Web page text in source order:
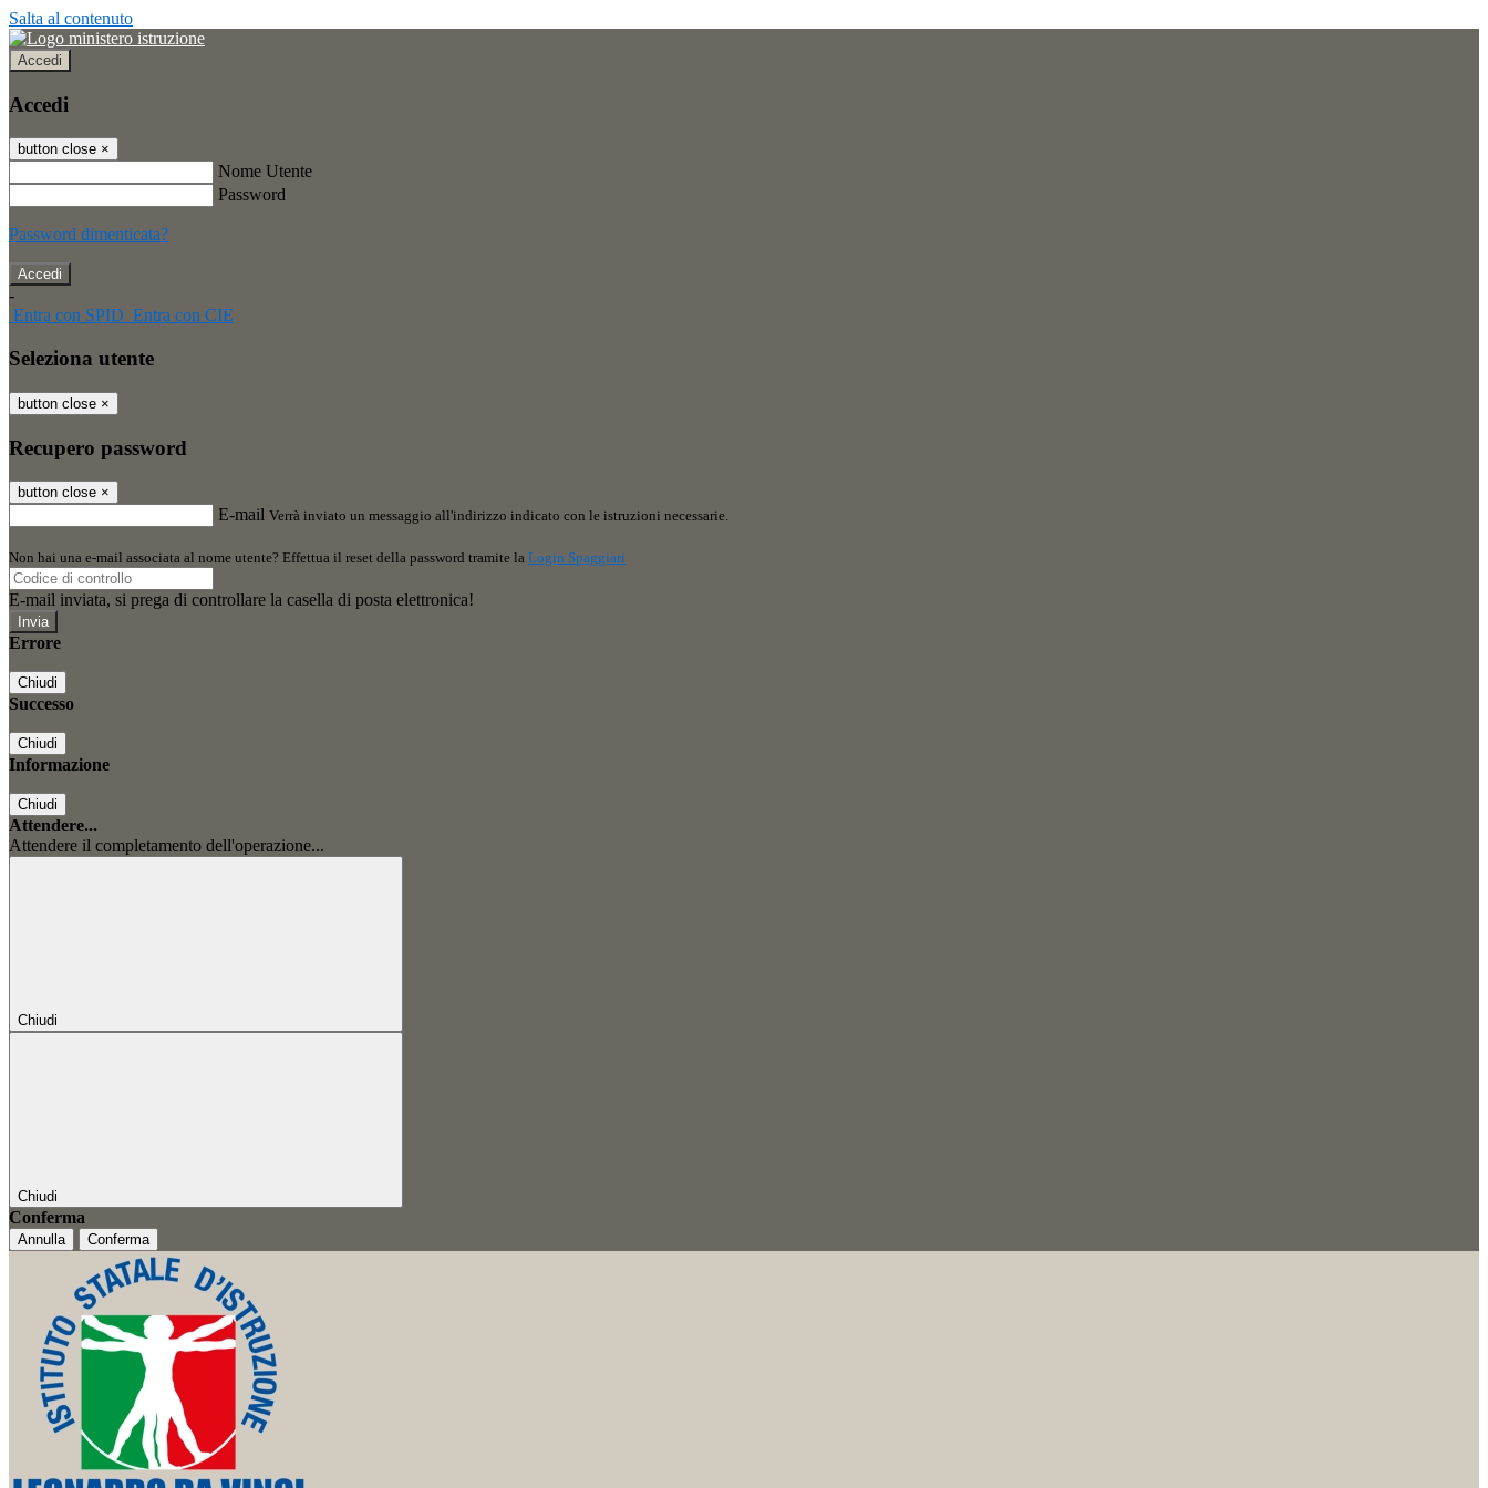
Salta al contenuto
Accedi
Accedi
button close ×
Nome Utente
Password
Password dimenticata?
-
Entra con SPID Entra con CIE
Seleziona utente
button close ×
Recupero password
button close ×
E-mail Verrà inviato un messaggio all'indirizzo indicato con le istruzioni necessarie.
Non hai una e-mail associata al nome utente? Effettua il reset della password tramite la Login Spaggiari
E-mail inviata, si prega di controllare la casella di posta elettronica!
Errore
Chiudi
Successo
Chiudi
Informazione
Chiudi
Attendere...
Attendere il completamento dell'operazione...
Chiudi
Chiudi
Conferma
Annulla Conferma